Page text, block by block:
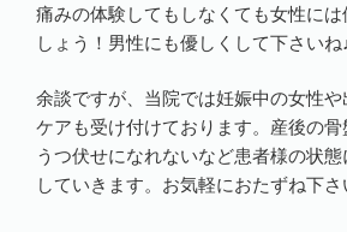
痛みの体験してもしなくても女性には
しょう！男性にも優しくして下さいね
余談ですが、当院では妊娠中の女性
ケアも受け付けております。産後の
うつ伏せになれないなど患者様の状
していきます。お気軽におたずね下さ